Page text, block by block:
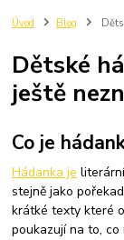
Úvod Blog
Dětské
ještě
Co je
Hádanka je
stejně jako
krátké texty které
poukazují na to,